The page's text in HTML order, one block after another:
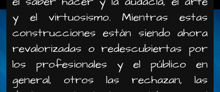
y el virtuosismo. Mientras estas
construcciones están siendo ahora
revalorizadas o redescubiertas por
los profesionales y el público en
general, otros las rechazan, las